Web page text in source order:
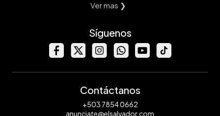
Ver mas ❯
Síguenos
Contáctanos
+503 7854 0662
anunciate@elsalvador.com